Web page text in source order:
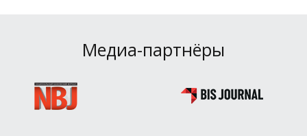
Медиа-партнёры